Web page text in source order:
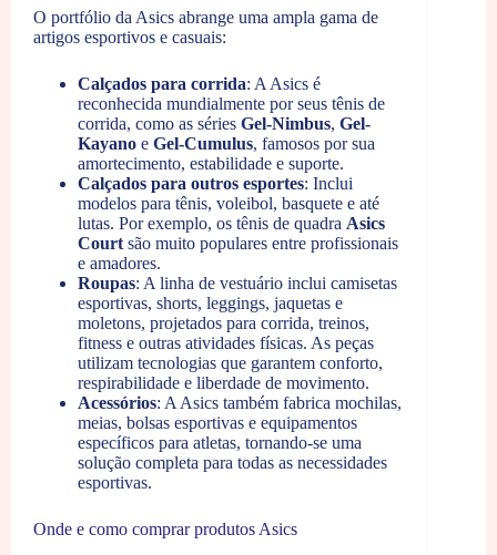
O portfólio da Asics abrange uma ampla gama de
artigos esportivos e casuais:
Calçados para corrida: A Asics é
reconhecida mundialmente por seus tênis de
corrida, como as séries Gel-Nimbus, Gel-
Kayano e Gel-Cumulus, famosos por sua
amortecimento, estabilidade e suporte.
Calçados para outros esportes: Inclui
modelos para tênis, voleibol, basquete e até
lutas. Por exemplo, os tênis de quadra Asics
Courtsão muito populares entre profissionais
e amadores.
Roupas: A linha de vestuário inclui camisetas
esportivas, shorts, leggings, jaquetas e
moletons, projetados para corrida, treinos,
fitness e outras atividades físicas. As peças
utilizam tecnologias que garantem conforto,
respirabilidade e liberdade de movimento.
Acessórios: A Asics também fabrica mochilas,
meias, bolsas esportivas e equipamentos
específicos para atletas, tornando-se uma
solução completa para todas as necessidades
esportivas.
Onde e como comprar produtos Asics